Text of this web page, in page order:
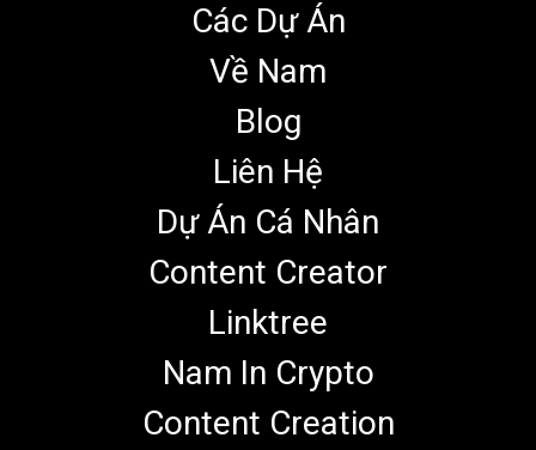
Các Dự Án
Về Nam
Blog
Liên Hệ
Dự Án Cá Nhân
Content Creator
Linktree
Nam In Crypto
Content Creation